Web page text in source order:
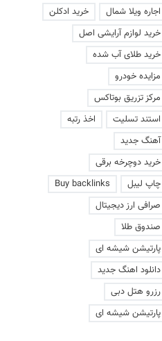
کشتی‌ جنگ جهانی دوم از
عمق آب بیرون زد! + فیلم
اجاره ویلا شمال
خرید ادکلن
خرید لوازم آرایشی اصل
خرید طلای آب شده
مزایده خودرو
مرکز تزریق بوتاکس
استند تسلیت
اخذ رتبه
آهنگ جدید
خرید دوچرخه برقی
چاپ لیبل
Buy backlinks
صرافی ارز دیجیتال
صندوق طلا
پارتیشن شیشه ای
دانلود اهنگ جدید
رزرو هتل دبی
پارتیشن شیشه ای